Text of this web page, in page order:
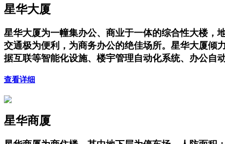
星华大厦
星华大厦为一幢集办公、商业于一体的综合性大楼，
交通极为便利，为商务办公的绝佳场所。星华大厦倾
据互联等智能化设施、楼宇管理自动化系统、办公自
查看详细
星华商厦